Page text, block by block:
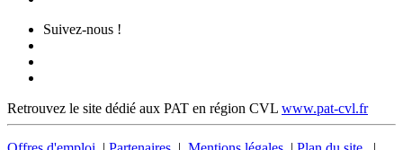
Suivez-nous !
Retrouvez le site dédié aux PAT en région CVL www.pat-cvl.fr